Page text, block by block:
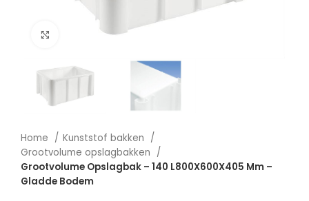
Afbeelding vergroten
Home
Kunststof bakken
Grootvolume opslagbakken
Grootvolume Opslagbak – 140 L800X600X405 Mm –
Gladde Bodem